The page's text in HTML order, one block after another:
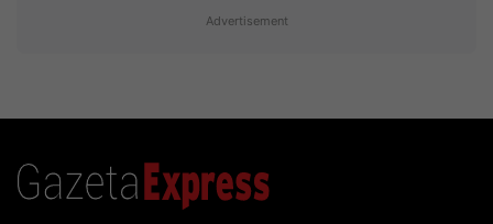
Advertisement